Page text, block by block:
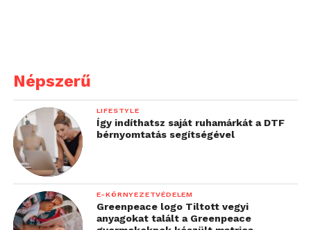
Népszerű
LIFESTYLE
Így indíthatsz saját ruhamárkát a DTF
bérnyomtatás segítségével
E-KÖRNYEZETVÉDELEM
Greenpeace logo Tiltott vegyi
anyagokat talált a Greenpeace